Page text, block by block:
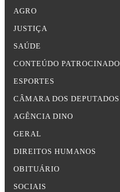
AGRO
JUSTIÇA
SAÚDE
CONTEÚDO PATROCINADO
ESPORTES
CÂMARA DOS DEPUTADOS
AGÊNCIA DINO
GERAL
DIREITOS HUMANOS
OBITUÁRIO
SOCIAIS